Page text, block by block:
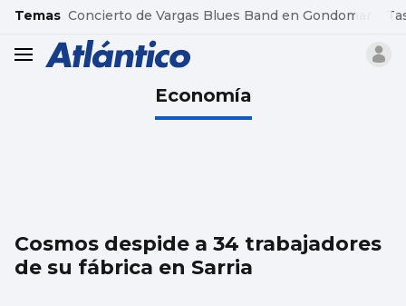
common.go-to-content
Temas Concierto de Vargas Blues Band en Gondomar
header.menu.open
Economía
Cosmos despide a 34 trabajadores
de su fábrica en Sarria